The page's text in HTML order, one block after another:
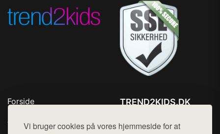
Vi bruger cookies på vores hjemmeside for at
Forside
Top Rabatter
TREND2KIDS.DK